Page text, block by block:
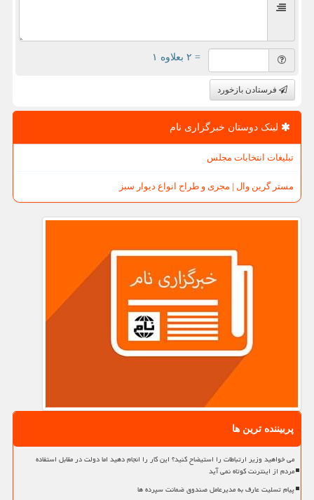
= ۲ بعلاوه ۱
فرستادن بازخورد
لینک دوستان خبرگزاری نام
تبلیغات انتخابات مجلس
مستر گرین وال | مجری و طراح انواع دیوار سبز
پربیننده ترین ها
می خواهید وزیر ارتباطات را استیضاح کنید؟ این کار را انجام دهید اما دولت در مقابل استفاده
مردم از اینترنت کوتاه نمی آید
پیام تسلیت عارف به مدیرعامل صندوق ضمانت سپرده ها